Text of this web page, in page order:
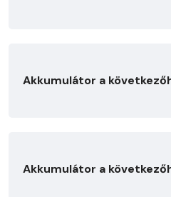
Akkumulátor a
Akkumulátor a